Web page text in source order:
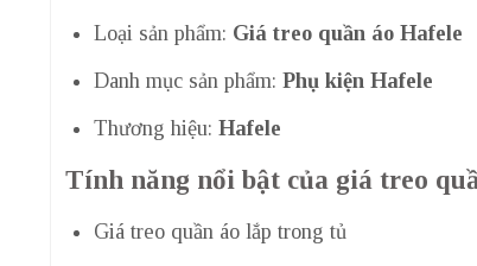
Loại sản phẩm: Giá treo quần áo Hafele
Danh mục sản phẩm: Phụ kiện Hafele
Thương hiệu: Hafele
Tính năng nổi bật của giá treo
Giá treo quần áo lắp trong tủ